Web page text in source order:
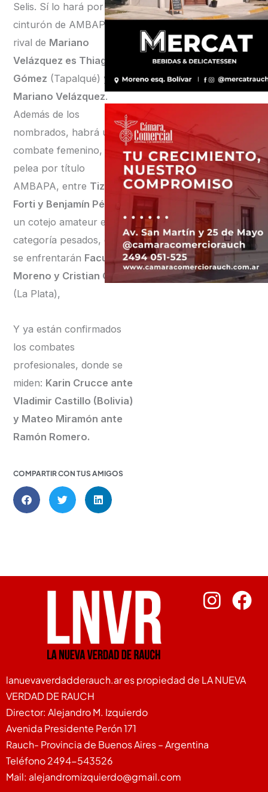
Selis. Sí lo hará por el
cinturón de AMBAPA. El
rival de Mariano
Velázquez es Thiago
Gómez (Tapalqué) y
Mariano Velázquez.
Además de los
nombrados, habrá un
combate femenino, una
pelea por título
AMBAPA, entre Tiziano
Forti y Benjamín Pérez
un cotejo amateur en
categoría pesados, donde
se enfrentarán Facundo
Moreno y Cristian Caliba
(La Plata),
Y ya están confirmados
los combates
profesionales, donde se
miden: Karin Crucce ante
Vladimir Castillo (Bolivia)
y Mateo Miramón ante
Ramón Romero.
COMPARTIR CON TUS AMIGOS
lanuevaverdadderauch.ar es propiedad de LA NUEVA
VERDAD DE RAUCH
Director: Alejandro M. Izquierdo
Avenida Presidente Perón 171
Rauch- Provincia de Buenos Aires – Argentina
Teléfono 2494-543526
Mail: alejandromizquierdo@gmail.com